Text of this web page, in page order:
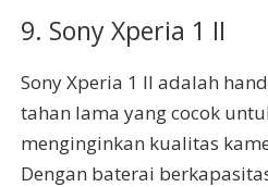
9. Sony Xperia 1 II
Sony Xperia 1 II adalah
tahan lama yang cocok
menginginkan kualitas
Dengan baterai